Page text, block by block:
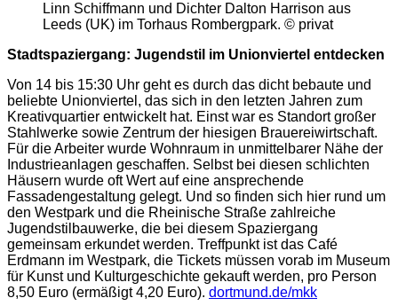
Linn Schiffmann und Dichter Dalton Harrison aus
Leeds (UK) im Torhaus Rombergpark. © privat
Stadtspaziergang: Jugendstil im Unionviertel entdecken
Von 14 bis 15:30 Uhr geht es durch das dicht bebaute und
beliebte Unionviertel, das sich in den letzten Jahren zum
Kreativquartier entwickelt hat. Einst war es Standort großer
Stahlwerke sowie Zentrum der hiesigen Brauereiwirtschaft.
Für die Arbeiter wurde Wohnraum in unmittelbarer Nähe der
Industrieanlagen geschaffen. Selbst bei diesen schlichten
Häusern wurde oft Wert auf eine ansprechende
Fassadengestaltung gelegt. Und so finden sich hier rund um
den Westpark und die Rheinische Straße zahlreiche
Jugendstilbauwerke, die bei diesem Spaziergang
gemeinsam erkundet werden. Treffpunkt ist das Café
Erdmann im Westpark, die Tickets müssen vorab im Museum
für Kunst und Kulturgeschichte gekauft werden, pro Person
8,50 Euro (ermäßigt 4,20 Euro). dortmund.de/mkk